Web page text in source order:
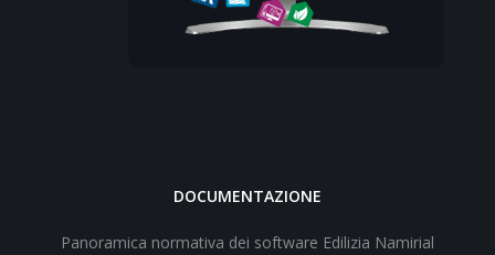
DOCUMENTAZIONE
Panoramica normativa dei software Edilizia Namirial